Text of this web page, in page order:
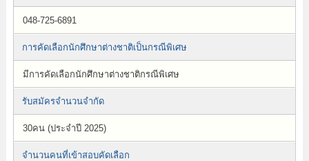
048-725-6891
การคัดเลือกนักศึกษาต่างชาติเป็นกรณีพิเศษ
มีการคัดเลือกนักศึกษาต่างชาติกรณีพิเศษ
รับสมัครจำนวนจำกัด
30คน (ประจำปี 2025)
จำนวนคนที่เข้าสอบคัดเลือก